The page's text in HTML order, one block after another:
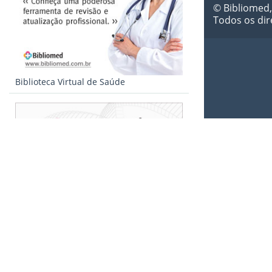
Biblioteca Virtual de Saúde
©
Todos os